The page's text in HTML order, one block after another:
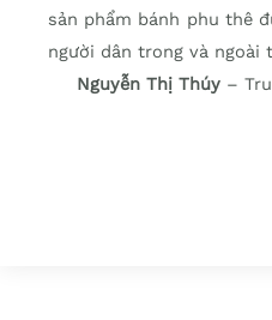
sản phẩm bánh phu thê
người dân trong và ngoài
Nguyễn Thị Thúy –